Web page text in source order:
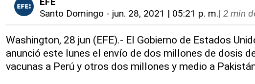
Santo Domingo - jun. 28, 2021 | 05:21 p. m.| 2 min
Washington, 28 jun (EFE).- El Gobierno de Estados
anunció este lunes el envío de dos millones de dosis
vacunas a Perú y otros dos millones y medio a